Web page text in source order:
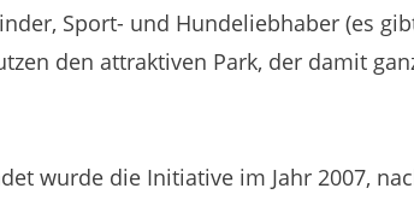
Sport- und Hundeliebhaber (es
den attraktiven Park, der damit
wurde die Initiative im Jahr 2007,